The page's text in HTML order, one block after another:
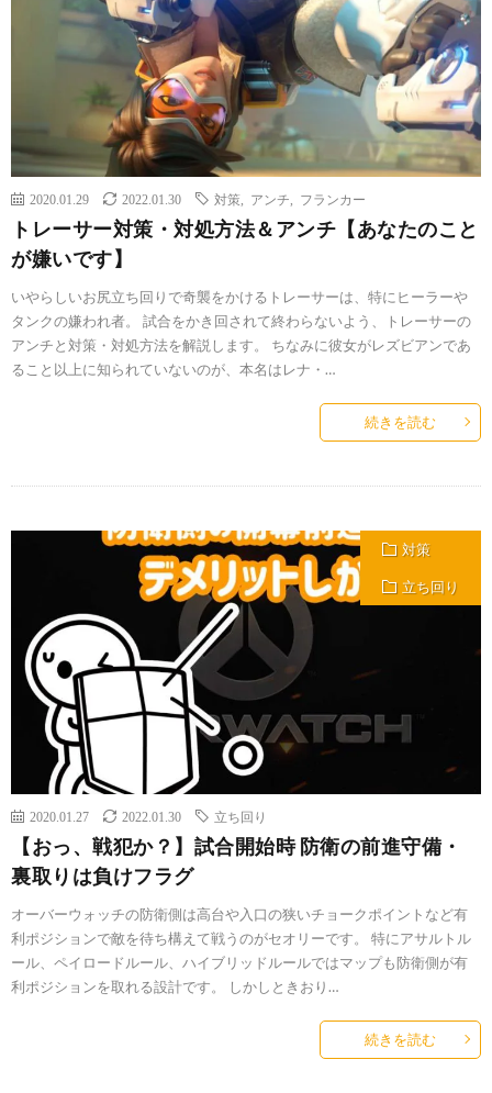
2020.01.29 2022.01.30 対策 アンチ フランカー
トレーサー対策・対処方法＆アンチ【あなたのこと
が嫌いです】
いやらしいお尻立ち回りで奇襲をかけるトレーサーは、特にヒーラーや
タンクの嫌われ者。 試合をかき回されて終わらないよう、トレーサーの
アンチと対策・対処方法を解説します。 ちなみに彼女がレズビアンであ
ること以上に知られていないのが、本名はレナ・…
続きを読む
対策
立ち回り
2020.01.27 2022.01.30 立ち回り
【おっ、戦犯か？】試合開始時 防衛の前進守備・
裏取りは負けフラグ
オーバーウォッチの防衛側は高台や入口の狭いチョークポイントなど有
利ポジションで敵を待ち構えて戦うのがセオリーです。 特にアサルトル
ール、ペイロードルール、ハイブリッドルールではマップも防衛側が有
利ポジションを取れる設計です。 しかしときおり…
続きを読む